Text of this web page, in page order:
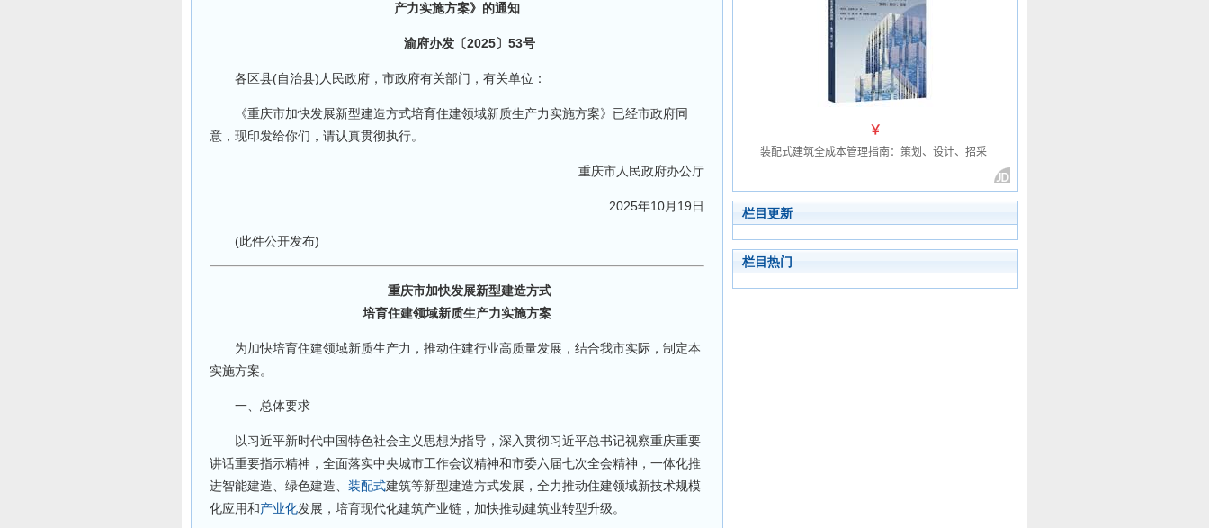
产力实施方案》的通知
渝府办发〔2025〕53号
各区县(自治县)人民政府，市政府有关部门，有关单位：
《重庆市加快发展新型建造方式培育住建领域新质生产力实施方案》已经市政府同
意，现印发给你们，请认真贯彻执行。
重庆市人民政府办公厅
2025年10月19日
(此件公开发布)
重庆市加快发展新型建造方式
培育住建领域新质生产力实施方案
为加快培育住建领域新质生产力，推动住建行业高质量发展，结合我市实际，制定本
实施方案。
一、总体要求
以习近平新时代中国特色社会主义思想为指导，深入贯彻习近平总书记视察重庆重要
讲话重要指示精神，全面落实中央城市工作会议精神和市委六届七次全会精神，一体化推
进智能建造、绿色建造、 装配式建筑等新型建造方式发展，全力推动住建领域新技术规模
化应用和产业化发展，培育现代化建筑产业链，加快推动建筑业转型升级。
栏目更新
栏目热门